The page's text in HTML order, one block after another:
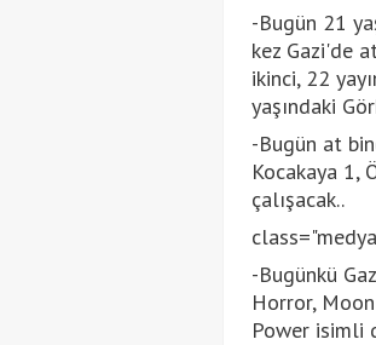
-Bugün 21
kez Gazi'de
ikinci, 22
yaşındaki
-Bugün at
Kocakaya 1,
çalışacak..
-Bugünkü
Horror,
Power isimli